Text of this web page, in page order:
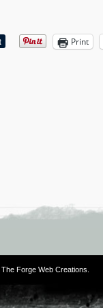
Print
The Forge Web Creations